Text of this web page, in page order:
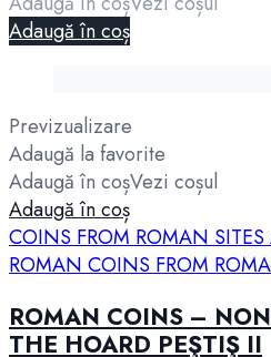
Adaugă în coș
Previzualizare
Adaugă la favorite
Adaugă în coșVezi coșul
Adaugă în coș
COINS FROM ROMAN
ROMAN COINS FROM
ROMAN COINS –
THE HOARD PEŞTIŞ II